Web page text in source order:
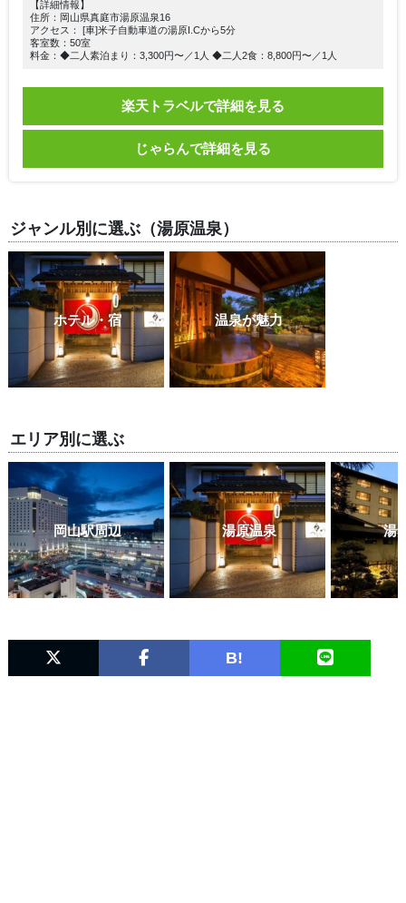
【詳細情報】
住所：岡山県真庭市湯原温泉16
アクセス： [車]米子自動車道の湯原I.Cから5分
客室数：50室
料金：◆二人素泊まり：3,300円〜／1人 ◆二人2食：8,800円〜／1人
楽天トラベルで詳細を見る
じゃらんで詳細を見る
ジャンル別に選ぶ（湯原温泉）
ホテル・宿 温泉が魅力
エリア別に選ぶ
岡山駅周辺 湯原温泉 湯
B!